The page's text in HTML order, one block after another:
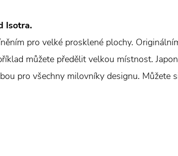
Isotra.
pro velké prosklené plochy.
můžete předělit velkou místnost.
pro všechny milovníky designu. Můžete